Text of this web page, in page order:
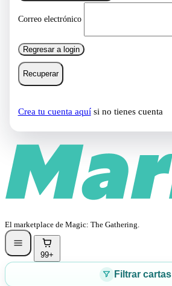
Correo electrónico
Regresar a login
Recuperar
Crea tu cuenta aquísi no tienes cuenta
El marketplace de Magic: The Gathering.
99+
Filtrar cartas